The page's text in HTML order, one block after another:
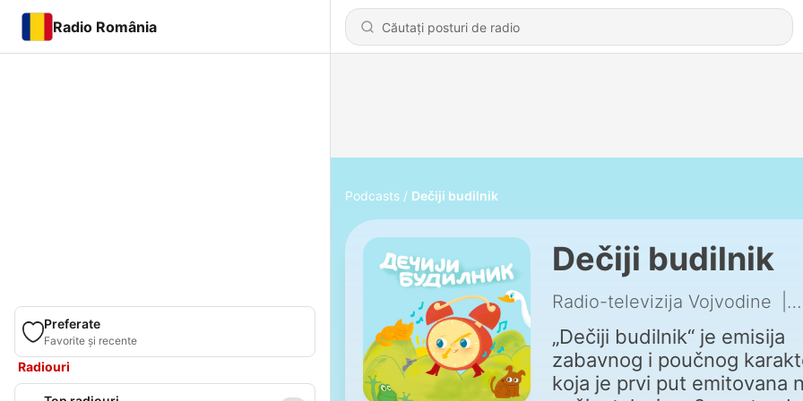
Radio România
Preferate
Favorite și recente
Radiouri
Podcasts Dečiji budilnik
Dečiji budilnik
Radio-televizija Vojvodine
„Dečiji budilnik“ je emisija
zabavnog i poučnog
koja je prvi put emitovana